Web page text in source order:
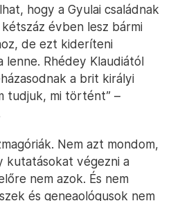
hogy a Gyulai családnak
évben lesz bármi
de ezt kideríteni
Rhédey Klaudiától
a brit királyi
tudjuk, mi történt” –
Nem azt mondom,
kutatásokat végezni a
nem azok. És nem
és geneaológusok nem